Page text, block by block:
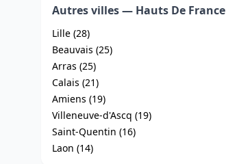
Autres villes — Hauts De France
Lille (28)
Beauvais (25)
Arras (25)
Calais (21)
Amiens (19)
Villeneuve-d'Ascq (19)
Saint-Quentin (16)
Laon (14)